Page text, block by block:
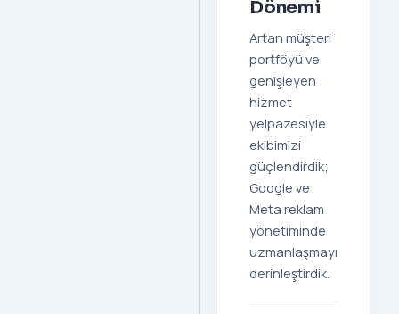
Dönemi
Artan müşteri
portföyü ve
genişleyen
hizmet
yelpazesiyle
ekibimizi
güçlendirdik;
Google ve
Meta reklam
yönetiminde
uzmanlaşmayı
derinleştirdik.